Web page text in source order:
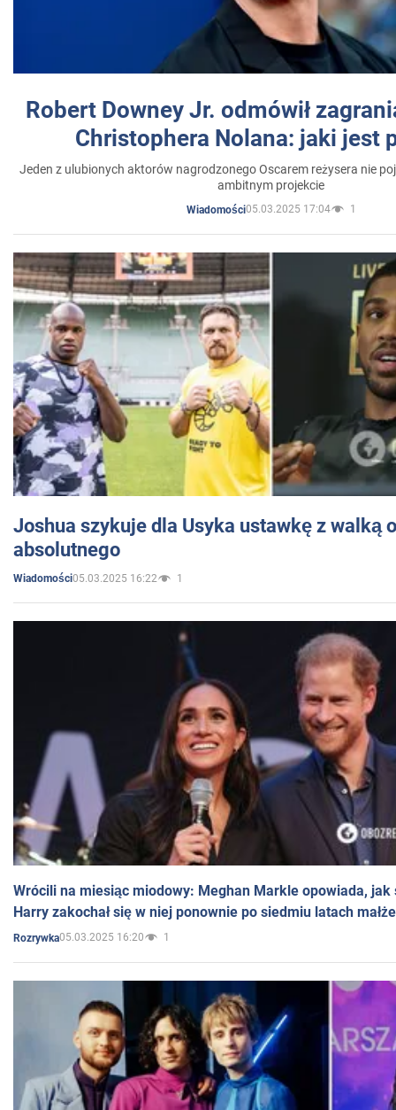
Robert Downey Jr. odmówił
Christophera Nolana: jaki jest
Jeden z ulubionych aktorów nagrodzonego Oscarem reżysera nie
ambitnym projekcie
Wiadomości05.03.2025 17:04 1
Joshua szykuje dla Usyka ustawkę z walką
absolutnego
Wiadomości05.03.2025 16:22 1
Wrócili na miesiąc miodowy: Meghan Markle opowiada, jak
Harry zakochał się w niej ponownie po siedmiu latach
Rozrywka05.03.2025 16:20 1